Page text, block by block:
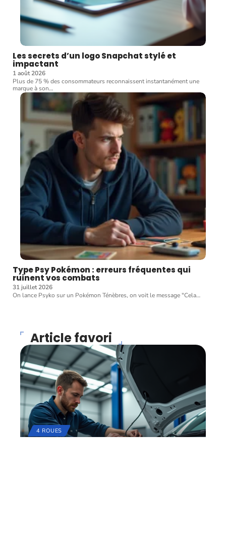
Les secrets d’un logo Snapchat stylé et
impactant
1 août 2026
Plus de 75 % des consommateurs reconnaissent instantanément une
marque à son…
Type Psy Pokémon : erreurs fréquentes qui
ruinent vos combats
31 juillet 2026
On lance Psyko sur un Pokémon Ténèbres, on voit le message "Cela…
Article favori
4 ROUES